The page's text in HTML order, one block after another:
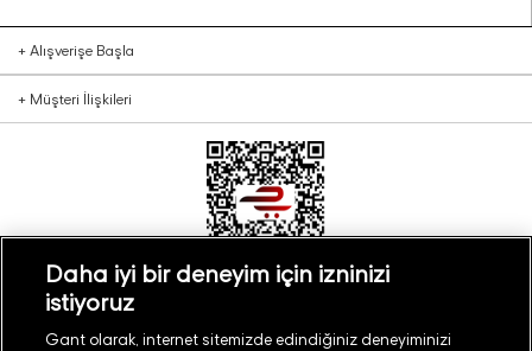
+ Alışverişe Başla
+ Müşteri İlişkileri
Türkiye Mağaza Bul
Daha iyi bir deneyim için izninizi
istiyoruz
Gant olarak, internet sitemizde edindiğiniz deneyiminizi